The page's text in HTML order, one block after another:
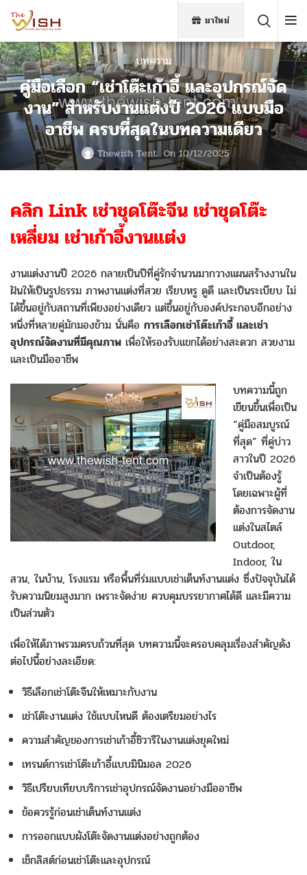
มาใหม่
บทความ
คู่มือเลือก “เช่าโต๊ะเก้าอี้ และอุปกรณ์จัด
งาน” สำหรับงานแต่งปี 2026 แบบมือ
อาชีพ ครบที่สุดในบทความเดียว
Thewish Tent On 10/12/2025
คลิก Link เช่าชุดโต๊ะจีน เช่าชุดโต๊ะ
เหลี่ยม เช่าเก้าอี้งานแต่ง
งานแต่งงานปี 2026 กลายเป็นปีที่คู่รักจำนวนมากวางแผนสร้างงานใน
ฝันให้เป็นรูปธรรม ภาพงานแต่งที่สวย เรียบหรู ดูดี และเป็นระเบียบ ไม่
ได้ขึ้นอยู่กับสถานที่เพียงอย่างเดียว แต่ขึ้นอยู่กับองค์ประกอบอีกอย่าง
หนึ่งที่หลายคู่มักมองข้าม นั่นคือ การเลือกเช่าโต๊ะเก้าอี้ และเช่า
อุปกรณ์จัดงานที่มีคุณภาพ เพื่อให้รองรับแขกได้อย่างสะดวก สวยงาม
และเป็นมืออาชีพ
บทความนี้ถูก
เขียนขึ้นเพื่อเป็น
“คู่มือสมบูรณ์
ที่สุด” ที่คู่บ่าว
สาวในปี 2026
จำเป็นต้องรู้
โดยเฉพาะผู้ที่
ต้องการจัดงาน
แต่งในสไตล์
Outdoor,
Indoor, ใน
สวน, ในบ้าน, โรงแรม หรือพื้นที่ร่มแบบเช่าเต็นท์งานแต่ง ซึ่งปัจจุบันได้
รับความนิยมสูงมาก เพราะจัดง่าย ควบคุมบรรยากาศได้ดี และมีความ
เป็นส่วนตัว
เพื่อให้ได้ภาพรวมครบถ้วนที่สุด บทความนี้จะครอบคลุมเรื่องสำคัญดัง
ต่อไปนี้อย่างละเอียด:
วิธีเลือกเช่าโต๊ะจีนให้เหมาะกับงาน
เช่าโต๊ะงานแต่ง ใช้แบบไหนดี ต้องเตรียมอย่างไร
ความสำคัญของการเช่าเก้าอี้ชิวารีในงานแต่งยุคใหม่
เทรนด์การเช่าโต๊ะเก้าอี้แบบมินิมอล 2026
วิธีเปรียบเทียบบริการเช่าอุปกรณ์จัดงานอย่างมืออาชีพ
ข้อควรรู้ก่อนเช่าเต็นท์งานแต่ง
การออกแบบผังโต๊ะจัดงานแต่งอย่างถูกต้อง
เช็กลิสต์ก่อนเช่าโต๊ะและอุปกรณ์